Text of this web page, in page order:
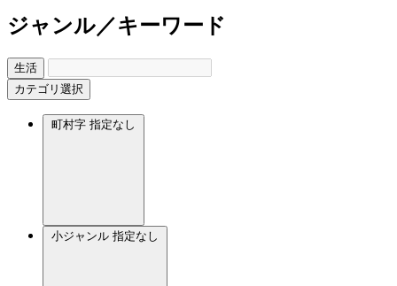
ジャンル／キーワード
生活
カテゴリ選択
町村字 指定なし
小ジャンル 指定なし